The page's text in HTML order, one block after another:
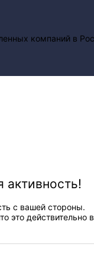
активность!
с вашей стороны.
это действительно